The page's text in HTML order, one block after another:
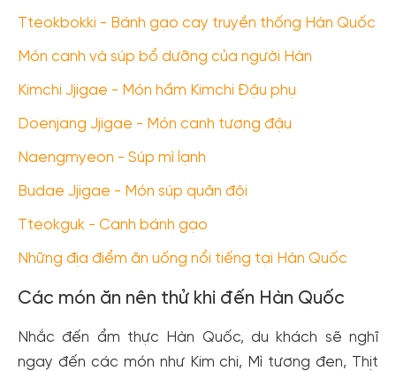
Tteokbokki - Bánh gạo cay truyền thống Hàn Quốc
Món canh và súp bổ dưỡng của người Hàn
Kimchi Jjigae - Món hầm Kimchi Đậu phụ
Doenjang Jjigae - Món canh tương đậu
Naengmyeon - Súp mì lạnh
Budae Jjigae - Món súp quân đội
Tteokguk - Canh bánh gạo
Những địa điểm ăn uống nổi tiếng tại Hàn Quốc
Các món ăn nên thử khi đến Hàn Quốc
Nhắc đến ẩm thực Hàn Quốc, du khách sẽ nghĩ
ngay đến các món như Kim chi, Mì tương đen, Thịt